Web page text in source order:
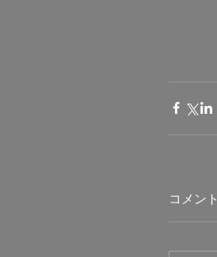
コメント